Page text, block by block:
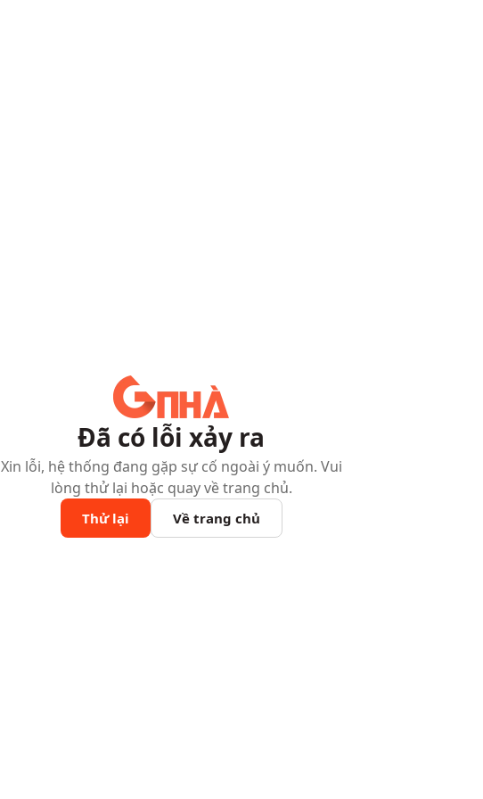
Đã có lỗi xảy ra
Xin lỗi, hệ thống đang gặp sự cố ngoài ý muốn. Vui
lòng thử lại hoặc quay về trang chủ.
Thử lại Về trang chủ